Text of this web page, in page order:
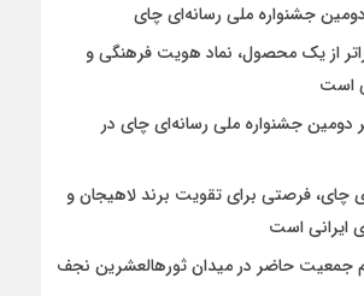
دومین جشنواره ملی رسانه‌ای چای
از یک محصول، نماد هویت فرهنگی و
است
دومین جشنواره ملی رسانه‌ای چای در
چای، فرصتی برای تقویت برند لاهیجان و
است
جمعیت حاضر در میدان ثورهالعشرین نجف